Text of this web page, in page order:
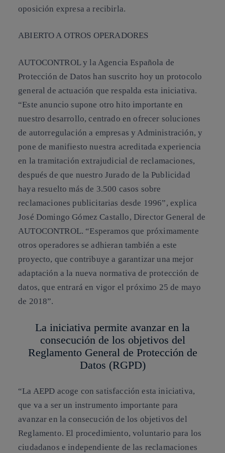
oposición expresa a recibirla.
ABIERTO A OTROS OPERADORES
AUTOCONTROL y la Agencia Española de
Protección de Datos han suscrito hoy un protocolo
general de actuación que respalda esta iniciativa.
“Este anuncio supone otro hito importante en
nuestro desarrollo, centrado en ofrecer soluciones
de autorregulación a empresas y Administración, y
pone de manifiesto nuestra acreditada experiencia
en la tramitación extrajudicial de reclamaciones,
después de que nuestro Jurado de la Publicidad
haya resuelto más de 3.500 casos sobre
reclamaciones publicitarias desde 1996”, explica
José Domingo Gómez Castallo, Director General de
AUTOCONTROL. “Esperamos que próximamente
otros operadores se adhieran también a este
proyecto, que contribuye a garantizar una mejor
adaptación a la nueva normativa de protección de
datos, que entrará en vigor el próximo 25 de mayo
de 2018”.
La iniciativa permite avanzar en la
consecución de los objetivos del
Reglamento General de Protección de
Datos (RGPD)
“La AEPD acoge con satisfacción esta iniciativa,
que va a ser un instrumento importante para
avanzar en la consecución de los objetivos del
Reglamento. El procedimiento, voluntario para los
ciudadanos e independiente de las reclamaciones